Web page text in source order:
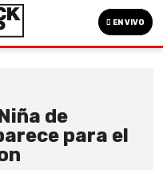
EN VIVO
de
para el